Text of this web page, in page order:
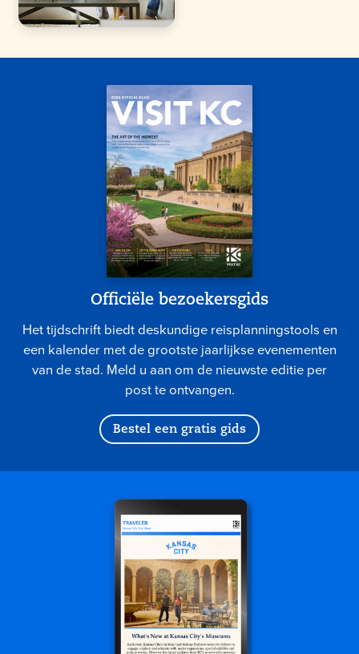
Officiële bezoekersgids
Het tijdschrift biedt deskundige reisplanningstools en
een kalender met de grootste jaarlijkse evenementen
van de stad. Meld u aan om de nieuwste editie per
post te ontvangen.
Bestel een gratis gids